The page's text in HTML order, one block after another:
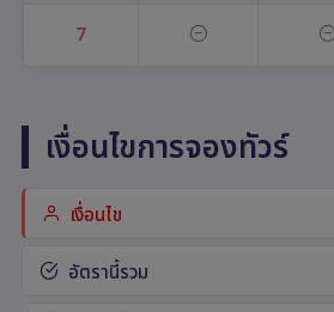
7
เงื่อนไขการจองทัวร์
เงื่อนไข
อัตรานี้รวม